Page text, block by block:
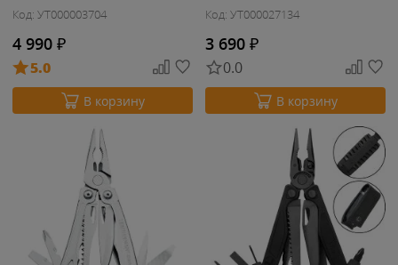
Код: УТ000003704
4 990 ₽
5.0
В корзину
Код: УТ000027134
3 690 ₽
0.0
В корзину